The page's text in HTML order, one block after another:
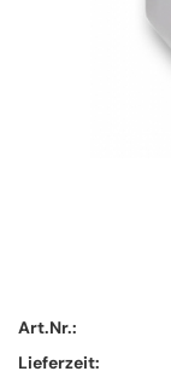
Art.Nr.:
Lieferzeit: